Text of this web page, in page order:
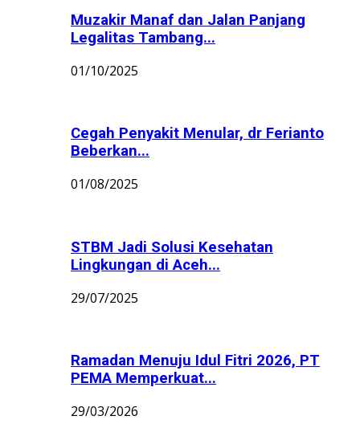
Muzakir Manaf dan Jalan Panjang
Legalitas Tambang...
01/10/2025
Cegah Penyakit Menular, dr Ferianto
Beberkan...
01/08/2025
STBM Jadi Solusi Kesehatan
Lingkungan di Aceh...
29/07/2025
Ramadan Menuju Idul Fitri 2026, PT
PEMA Memperkuat...
29/03/2026